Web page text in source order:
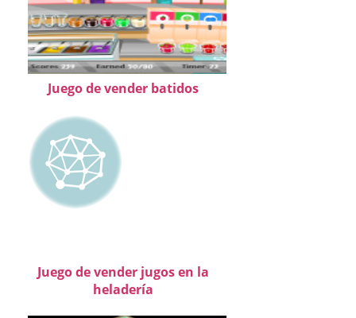
Juego de vender batidos
Juego de vender jugos en la
heladería